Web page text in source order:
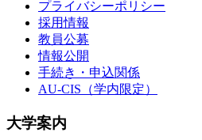
プライバシーポリシー
採用情報
教員公募
情報公開
手続き・申込関係
AU-CIS（学内限定）
大学案内